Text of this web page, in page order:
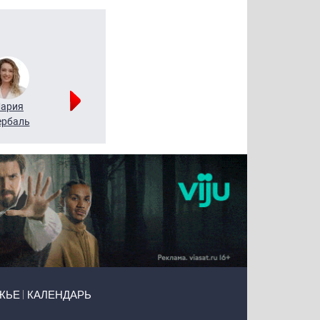
КАЛЕНДАРЬ